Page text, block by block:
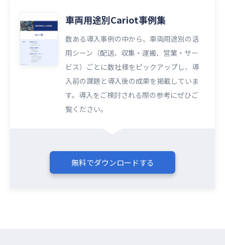
車両用途別Cariot事例集
数ある導入事例の中から、車両用途別の活
用シーン（配送、収集・運搬、営業・サー
ビス）ごとに数社様をピックアップし、導
入前の課題と導入後の成果を掲載していま
す。導入をご検討される際の参考にぜひご
覧ください。​​
無料でダウンロードする